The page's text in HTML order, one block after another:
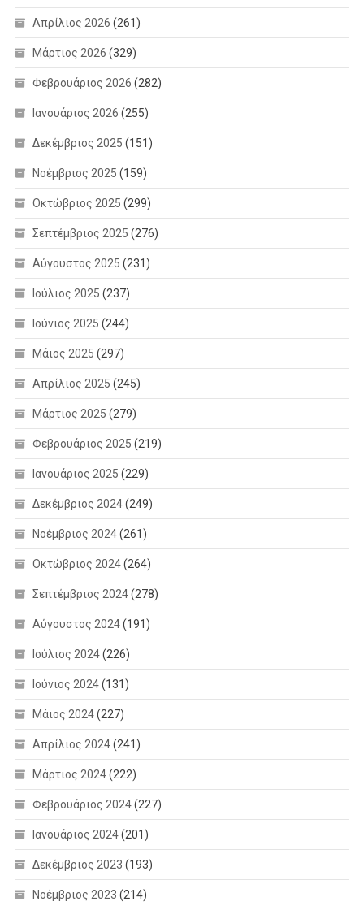
Απρίλιος 2026 (261)
Μάρτιος 2026 (329)
Φεβρουάριος 2026 (282)
Ιανουάριος 2026 (255)
Δεκέμβριος 2025 (151)
Νοέμβριος 2025 (159)
Οκτώβριος 2025 (299)
Σεπτέμβριος 2025 (276)
Αύγουστος 2025 (231)
Ιούλιος 2025 (237)
Ιούνιος 2025 (244)
Μάιος 2025 (297)
Απρίλιος 2025 (245)
Μάρτιος 2025 (279)
Φεβρουάριος 2025 (219)
Ιανουάριος 2025 (229)
Δεκέμβριος 2024(249)
Νοέμβριος 2024(261)
Οκτώβριος 2024(264)
Σεπτέμβριος 2024(278)
Αύγουστος 2024(191)
Ιούλιος 2024(226)
Ιούνιος 2024(131)
Μάιος 2024(227)
Απρίλιος 2024(241)
Μάρτιος 2024(222)
Φεβρουάριος 2024(227)
Ιανουάριος 2024(201)
Δεκέμβριος 2023 (193)
Νοέμβριος 2023 (214)